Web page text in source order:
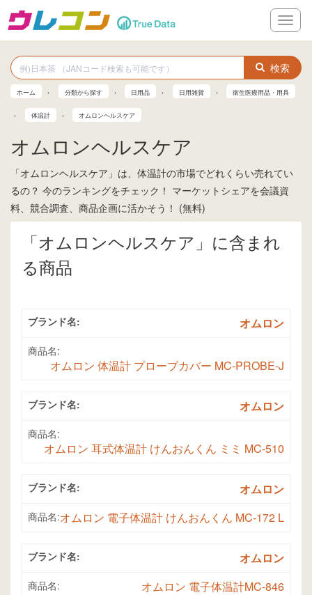
メ
ニ
ー
検索
ホーム 分類から探す 日用品 日用雑貨 衛生医療用品・用具
体温計 オムロンヘルスケア
オムロンヘルスケア
「オムロンヘルスケア」は、体温計の市場でどれくらい売れてい
るの？ 今のランキングをチェック！ マーケットシェアを会議資
料、競合調査、商品企画に活かそう！ (無料)
「オムロンヘルスケア」に含まれ
る商品
ブランド名: オムロン
商品名:
オムロン 体温計 プローブカバー MC-PROBE-J
ブランド名: オムロン
商品名:
オムロン 耳式体温計 けんおんくん ミミ MC-510
ブランド名: オムロン
商品名:オムロン 電子体温計 けんおんくん MC-172 L
ブランド名: オムロン
商品名: オムロン 電子体温計MC-846